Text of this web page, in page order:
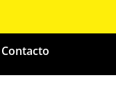
Contacto